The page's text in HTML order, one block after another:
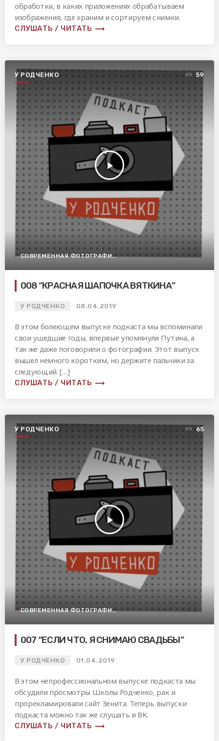
обработки, в каких приложениях обрабатываем
изображения, где храним и сортируем снимки.
СЛУШАТЬ / ЧИТАТЬ trending_flat
У РОДЧЕНКО
play_arrow
59
СОВРЕМЕННАЯ ФОТОГРАФИЯ
008 “КРАСНАЯ ШАПОЧКА ВЯТКИНА”
У РОДЧЕНКО 08.04.2019
В этом болеющем выпуске подкаста мы вспоминали
свои ушедшие годы, впервые упомянули Путина, а
так же даже поговорили о фотографии. Этот выпуск
вышел немного коротким, но держите пальчики за
следующий. […]
СЛУШАТЬ / ЧИТАТЬ trending_flat
У РОДЧЕНКО
play_arrow
65
СОВРЕМЕННАЯ ФОТОГРАФИЯ
007 “ЕСЛИ ЧТО, Я СНИМАЮ СВАДЬБЫ”
У РОДЧЕНКО 01.04.2019
В этом непрофессиональном выпуске подкаста мы
обсудили просмотры Школы Родченко, рак и
прорекламировали сайт Зенита. Теперь выпуски
подкаста можно так же слушать и ВК.
СЛУШАТЬ / ЧИТАТЬ trending_flat